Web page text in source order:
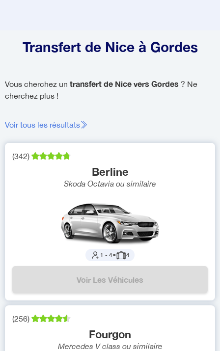
Transfert de Nice à Gordes
Vous cherchez un transfert de Nice vers Gordes ? Ne
cherchez plus !
Voir tous les résultats
(342)
Berline
Skoda Octavia ou similaire
1 - 4● 4
Voir Les Véhicules
(256)
Fourgon
Mercedes V class ou similaire